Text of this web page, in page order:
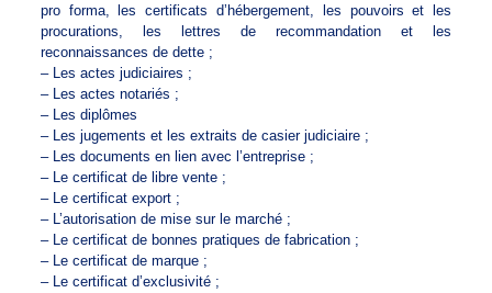
pro forma, les certificats d’hébergement, les pouvoirs et les
procurations, les lettres de recommandation et les
reconnaissances de dette ;
– Les actes judiciaires ;
– Les actes notariés ;
– Les diplômes
– Les jugements et les extraits de casier judiciaire ;
– Les documents en lien avec l’entreprise ;
– Le certificat de libre vente ;
– Le certificat export ;
– L’autorisation de mise sur le marché ;
– Le certificat de bonnes pratiques de fabrication ;
– Le certificat de marque ;
– Le certificat d’exclusivité ;